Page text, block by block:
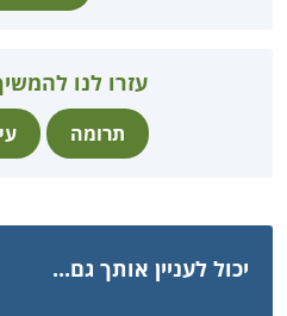
עזרו לנו
תרומה
יכול לעניין אותך גם...